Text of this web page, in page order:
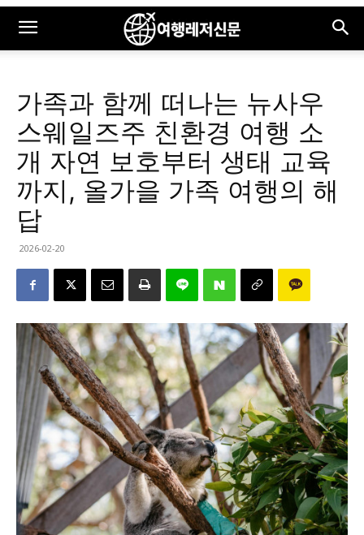
가족과 함께 떠나는 뉴사우
스웨일즈주 친환경 여행 소
개 자연 보호부터 생태 교육
까지, 올가을 가족 여행의 해
답
2026-02-20